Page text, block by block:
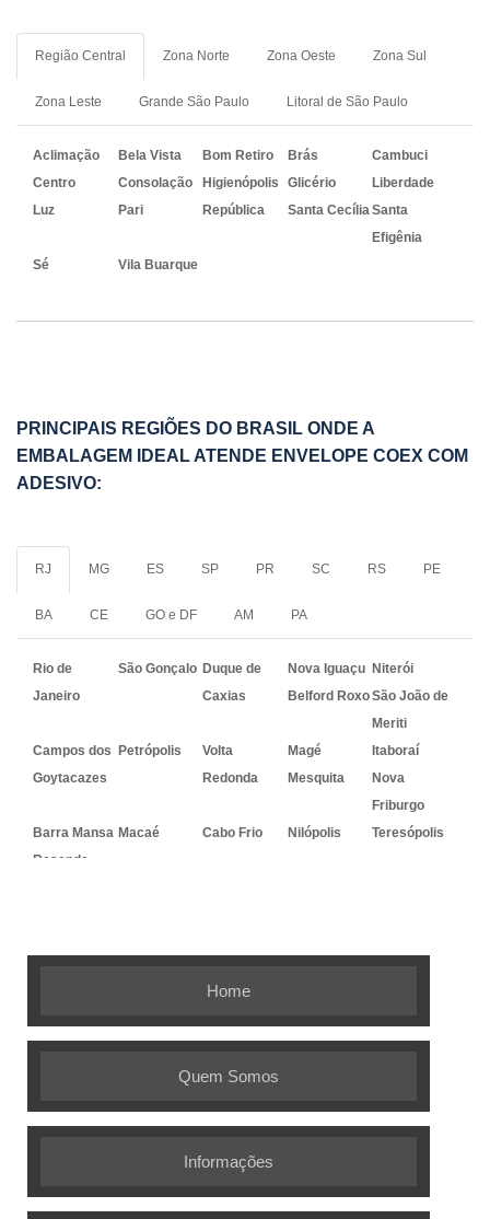
Região Central Zona Norte Zona Oeste Zona Sul
Zona Leste Grande São Paulo Litoral de São Paulo
Aclimação Bela Vista Bom Retiro Brás
Cambuci
Centro
Consolação Higienópolis Glicério
Liberdade
Luz
Pari República Santa Cecília Santa
Efigênia
Sé
Vila Buarque
PRINCIPAIS REGIÕES DO BRASIL ONDE A
EMBALAGEM IDEAL ATENDE ENVELOPE COEX COM
ADESIVO:
RJ MG ES SP PR SC RS PE
BA CE GO e DF AM PA
Rio de
Janeiro
São Gonçalo Duque de
Caxias
Nova Iguaçu Niterói
Belford RoxoSão João de
Meriti
Campos dos
Goytacazes
Petrópolis
Volta
Redonda
Magé
Itaboraí
Mesquita
Nova
Friburgo
Barra Mansa Macaé Cabo Frio Nilópolis
Teresópolis
Resende
Home
Quem Somos
Informações